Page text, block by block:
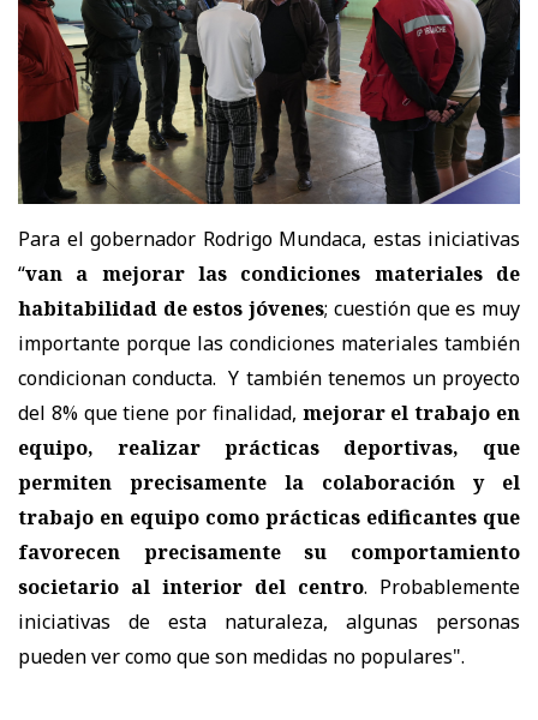
Para el gobernador Rodrigo Mundaca, estas iniciativas
“van a mejorar las condiciones materiales de
habitabilidad de estos jóvenes; cuestión que es muy
importante porque las condiciones materiales también
condicionan conducta. Y también tenemos un proyecto
del 8% que tiene por finalidad, mejorar el trabajo en
equipo, realizar prácticas deportivas, que
permiten precisamente la colaboración y el
trabajo en equipo como prácticas edificantes que
favorecen precisamente su comportamiento
societario al interior del centro. Probablemente
iniciativas de esta naturaleza, algunas personas
pueden ver como que son medidas no populares".